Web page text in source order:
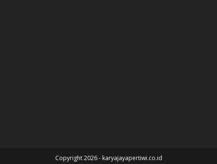
Copyright 2026 - karyajayapertiwi.co.id